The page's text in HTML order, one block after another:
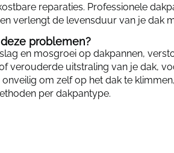
reparaties. Professionele
verlengt de levensduur van je dak
problemen?
en mosgroei op dakpannen,
verouderde uitstraling van je dak,
om zelf op het dak te
per dakpantype.